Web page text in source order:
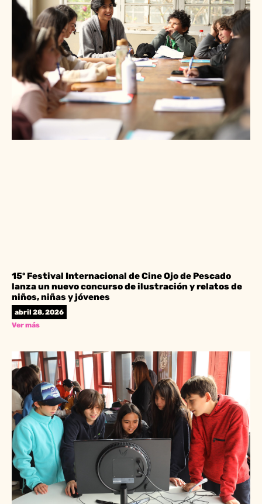
15º Festival Internacional de Cine Ojo de Pescado
lanza un nuevo concurso de ilustración y relatos de
niños, niñas y jóvenes
abril 28, 2026
Ver más